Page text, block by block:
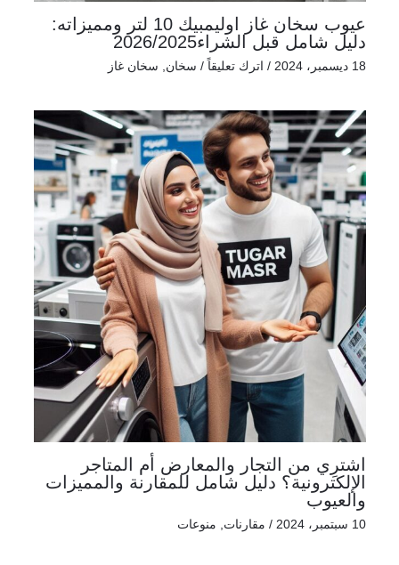
عيوب سخان غاز اوليمبيك 10 لتر ومميزاته:
دليل شامل قبل الشراء2026/2025
18 ديسمبر، 2024 / اترك تعليقاً / سخان, سخان غاز
اشترِي من التجار والمعارض أم المتاجر
الإلكترونية؟ دليل شامل للمقارنة والمميزات
والعيوب
10 سبتمبر، 2024 / مقارنات, منوعات